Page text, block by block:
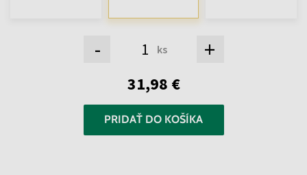
- ks +
31,98 €
PRIDAŤ DO KOŠÍKA